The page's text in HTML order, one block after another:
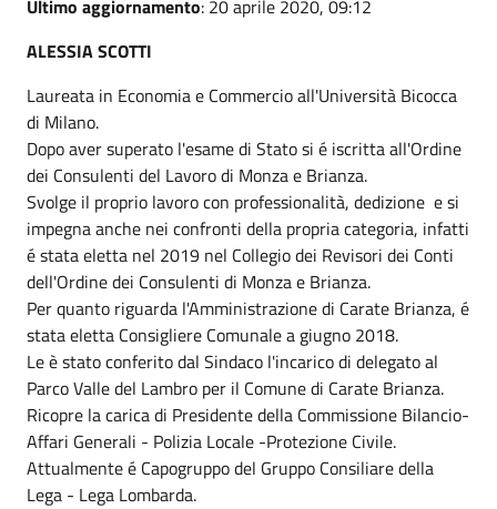
Ultimo aggiornamento: 20 aprile 2020, 09:12
ALESSIA SCOTTI
Laureata in Economia e Commercio all'Università Bicocca
di Milano.
Dopo aver superato l'esame di Stato si é iscritta all'Ordine
dei Consulenti del Lavoro di Monza e Brianza.
Svolge il proprio lavoro con professionalità, dedizione e si
impegna anche nei confronti della propria categoria, infatti
é stata eletta nel 2019 nel Collegio dei Revisori dei Conti
dell'Ordine dei Consulenti di Monza e Brianza.
Per quanto riguarda l'Amministrazione di Carate Brianza, é
stata eletta Consigliere Comunale a giugno 2018.
Le è stato conferito dal Sindaco l'incarico di delegato al
Parco Valle del Lambro per il Comune di Carate Brianza.
Ricopre la carica di Presidente della Commissione Bilancio-
Affari Generali - Polizia Locale -Protezione Civile.
Attualmente é Capogruppo del Gruppo Consiliare della
Lega - Lega Lombarda.